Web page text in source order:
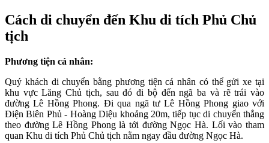
Cách di chuyển đến Khu di tích Phủ Chủ
tịch
Phương tiện cá nhân:
Quý khách di chuyển bằng phương tiện cá nhân có thể gửi xe tại
khu vực Lăng Chủ tịch, sau đó đi bộ đến ngã ba và rẽ trái vào
đường Lê Hồng Phong. Đi qua ngã tư Lê Hồng Phong giao với
Điện Biên Phủ - Hoàng Diệu khoảng 20m, tiếp tục di chuyển thẳng
theo đường Lê Hồng Phong là tới đường Ngọc Hà. Lối vào tham
quan Khu di tích Phủ Chủ tịch nằm ngay đầu đường Ngọc Hà.